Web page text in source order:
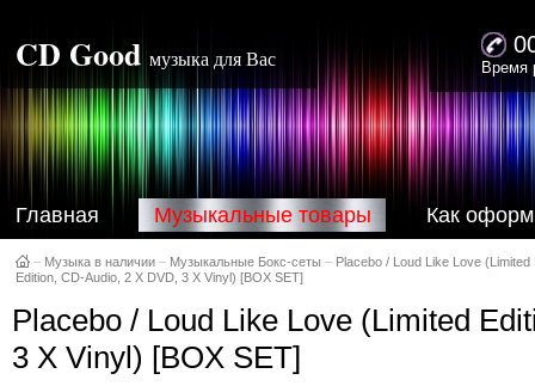
CD Good музыка для Вас Время
Главная Музыкальные товары Как
– Музыка в наличии – Музыкальные Бокс-сеты – Placebo / Loud Like Love
Edition, CD-Audio, 2 X DVD, 3 X Vinyl) [BOX SET]
Placebo / Loud Like Love (Limited
3 X Vinyl) [BOX SET]